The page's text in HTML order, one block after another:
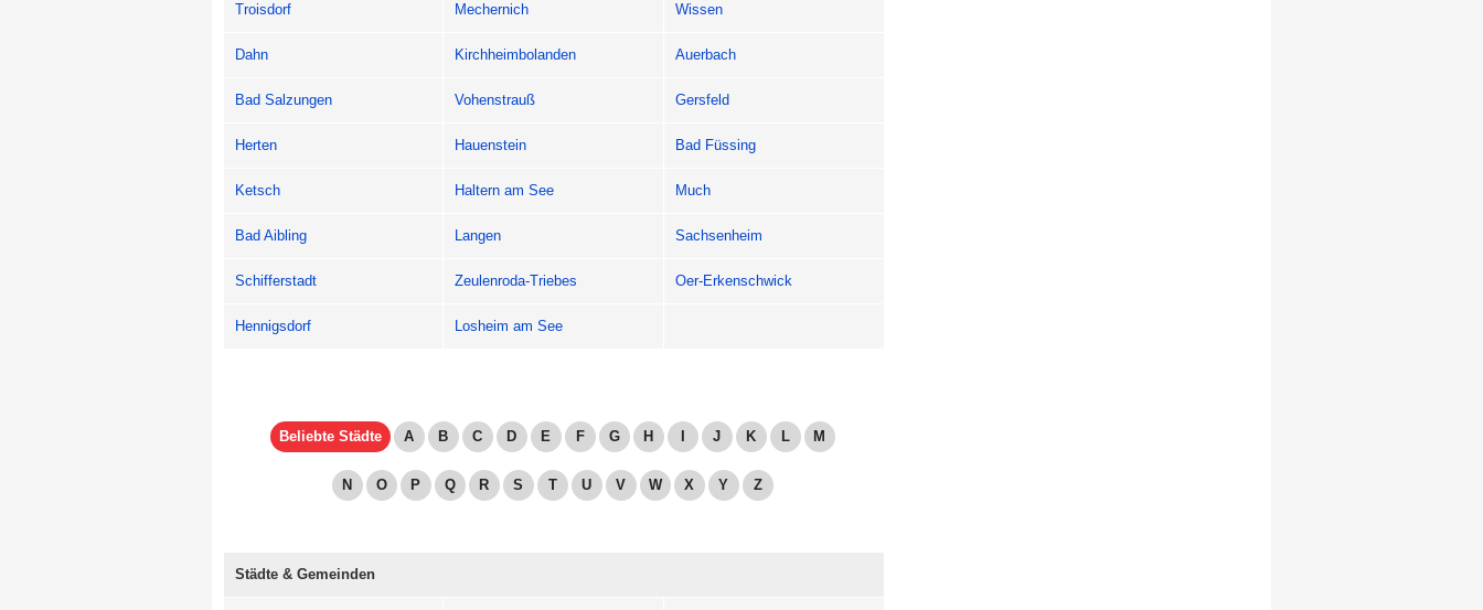
Troisdorf Mechernich Wissen
Dahn Kirchheimbolanden Auerbach
Bad Salzungen Vohenstrauß Gersfeld
Herten Hauenstein Bad Füssing
Ketsch Haltern am See Much
Bad Aibling Langen Sachsenheim
Schifferstadt Zeulenroda-Triebes Oer-Erkenschwick
Hennigsdorf Losheim am See
Beliebte Städte A B C D E F G H J K L M
N O P Q R S T U V W X Y Z
Städte & Gemeinden